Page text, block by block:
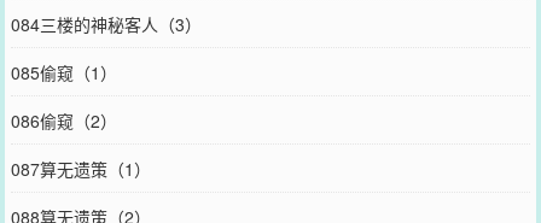
084三楼的神秘客人（3）
085偷窥（1）
086偷窥（2）
087算无遗策（1）
088算无遗策（2）